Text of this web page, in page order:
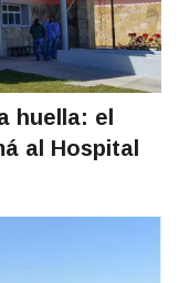
huella: el
al Hospital